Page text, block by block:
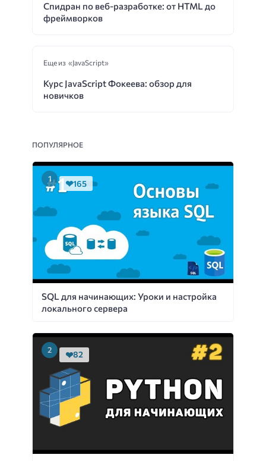
Спидран по веб-разработке: от HTML до
фреймворков
Еще из «JavaScript»
Курс JavaScript Фокеева: обзор для
новичков
ПОПУЛЯРНОЕ
SQL для начинающих: Уроки и настройка
локального сервера
165
82